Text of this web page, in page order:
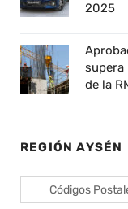
2025
supera
de la
REGIÓN AYSÉN
Códigos